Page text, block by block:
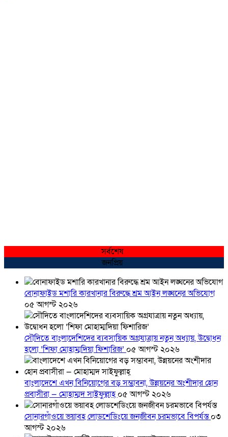
সর্বশেষ
জনপ্রিয়
বোনাফাইড মশারি কারখানার বিরুদ্ধে শ্রম আইন লঙ্ঘনের অভিযোগ
০৫ আগস্ট ২০২৬
সৌদিতে বাংলাদেশিদের ব্যবসায়িক অগ্রযাত্রায় নতুন অধ্যায়, উদ্বোধন
হলো ‘শিফা মোহাম্মদিয়া ফিশারিজ’ ০৫ আগস্ট ২০২৬
বাংলাদেশে এখন বিনিয়োগের বড় সম্ভাবনা, উন্নয়নের অংশীদার হোন
প্রবাসীরা — মোহাম্মদ সাইফুল্লাহ্০৫ আগস্ট ২০২৬
সোনারগাঁওয়ে ভয়াবহ লোডশেডিংয়ে জনজীবন চরমভাবে বিপর্যস্ত০৩
আগস্ট ২০২৬